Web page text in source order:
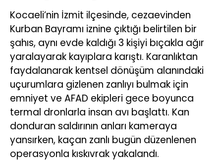
Kocaeli’nin İzmit ilçesinde, cezaevinden
Kurban Bayramı iznine çıktığı belirtilen bir
şahıs, aynı evde kaldığı 3 kişiyi bıçakla ağır
yaralayarak kayıplara karıştı. Karanlıktan
faydalanarak kentsel dönüşüm alanındaki
uçurumlara gizlenen zanlıyı bulmak için
emniyet ve AFAD ekipleri gece boyunca
termal dronlarla insan avı başlattı. Kan
donduran saldırının anları kameraya
yansırken, kaçan zanlı bugün düzenlenen
operasyonla kıskıvrak yakalandı.